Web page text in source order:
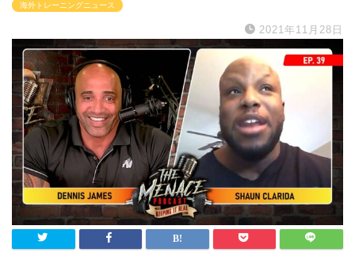
海外トレーニングニュース
2021年11月28日